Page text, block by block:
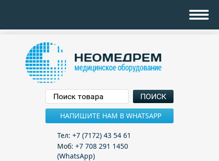
НАПИШИТЕ НАМ В WHATSAPP
Тел: +7 (7172) 43 54 61
Моб: +7 708 291 1450
(WhatsApp)